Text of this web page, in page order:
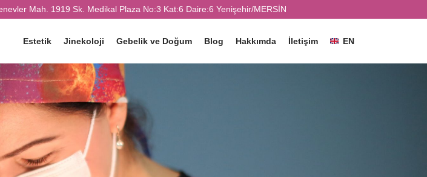
Mah. 1919 Sk. Medikal Plaza No:3 Kat:6 Daire:6 Yenişehir/MERSİN
Estetik Jinekoloji Gebelik ve Doğum Blog Hakkımda İletişim EN